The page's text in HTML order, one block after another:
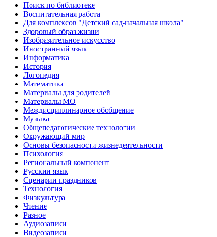
Поиск по библиотеке
Воспитательная работа
Для комплексов "Детский сад-начальная школа"
Здоровый образ жизни
Изобразительное искусство
Иностранный язык
Информатика
История
Логопедия
Математика
Материалы для родителей
Материалы МО
Междисциплинарное обобщение
Музыка
Общепедагогические технологии
Окружающий мир
Основы безопасности жизнедеятельности
Психология
Региональный компонент
Русский язык
Сценарии праздников
Технология
Физкультура
Чтение
Разное
Аудиозаписи
Видеозаписи